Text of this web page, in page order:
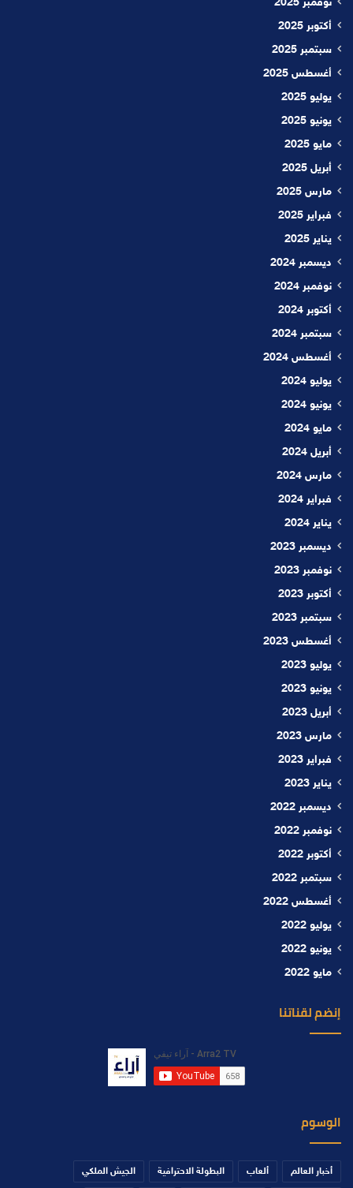
نوفمبر 2025
أكتوبر 2025
سبتمبر 2025
أغسطس 2025
يوليو 2025
يونيو 2025
مايو 2025
أبريل 2025
مارس 2025
فبراير 2025
يناير 2025
ديسمبر 2024
نوفمبر 2024
أكتوبر 2024
سبتمبر 2024
أغسطس 2024
يوليو 2024
يونيو 2024
مايو 2024
أبريل 2024
مارس 2024
فبراير 2024
يناير 2024
ديسمبر 2023
نوفمبر 2023
أكتوبر 2023
سبتمبر 2023
أغسطس 2023
يوليو 2023
يونيو 2023
أبريل 2023
مارس 2023
فبراير 2023
يناير 2023
ديسمبر 2022
نوفمبر 2022
أكتوبر 2022
سبتمبر 2022
أغسطس 2022
يوليو 2022
يونيو 2022
مايو 2022
إنضم لقناتنا
الوسوم
أخبار العالم ألعاب البطولة الاحترافية الجيش الملكي